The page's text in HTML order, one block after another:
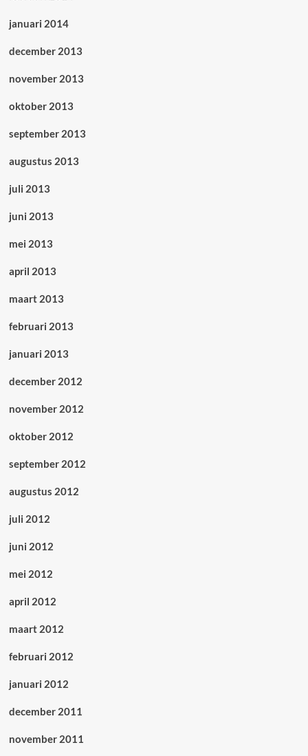
januari 2014
december 2013
november 2013
oktober 2013
september 2013
augustus 2013
juli 2013
juni 2013
mei 2013
april 2013
maart 2013
februari 2013
januari 2013
december 2012
november 2012
oktober 2012
september 2012
augustus 2012
juli 2012
juni 2012
mei 2012
april 2012
maart 2012
februari 2012
januari 2012
december 2011
november 2011